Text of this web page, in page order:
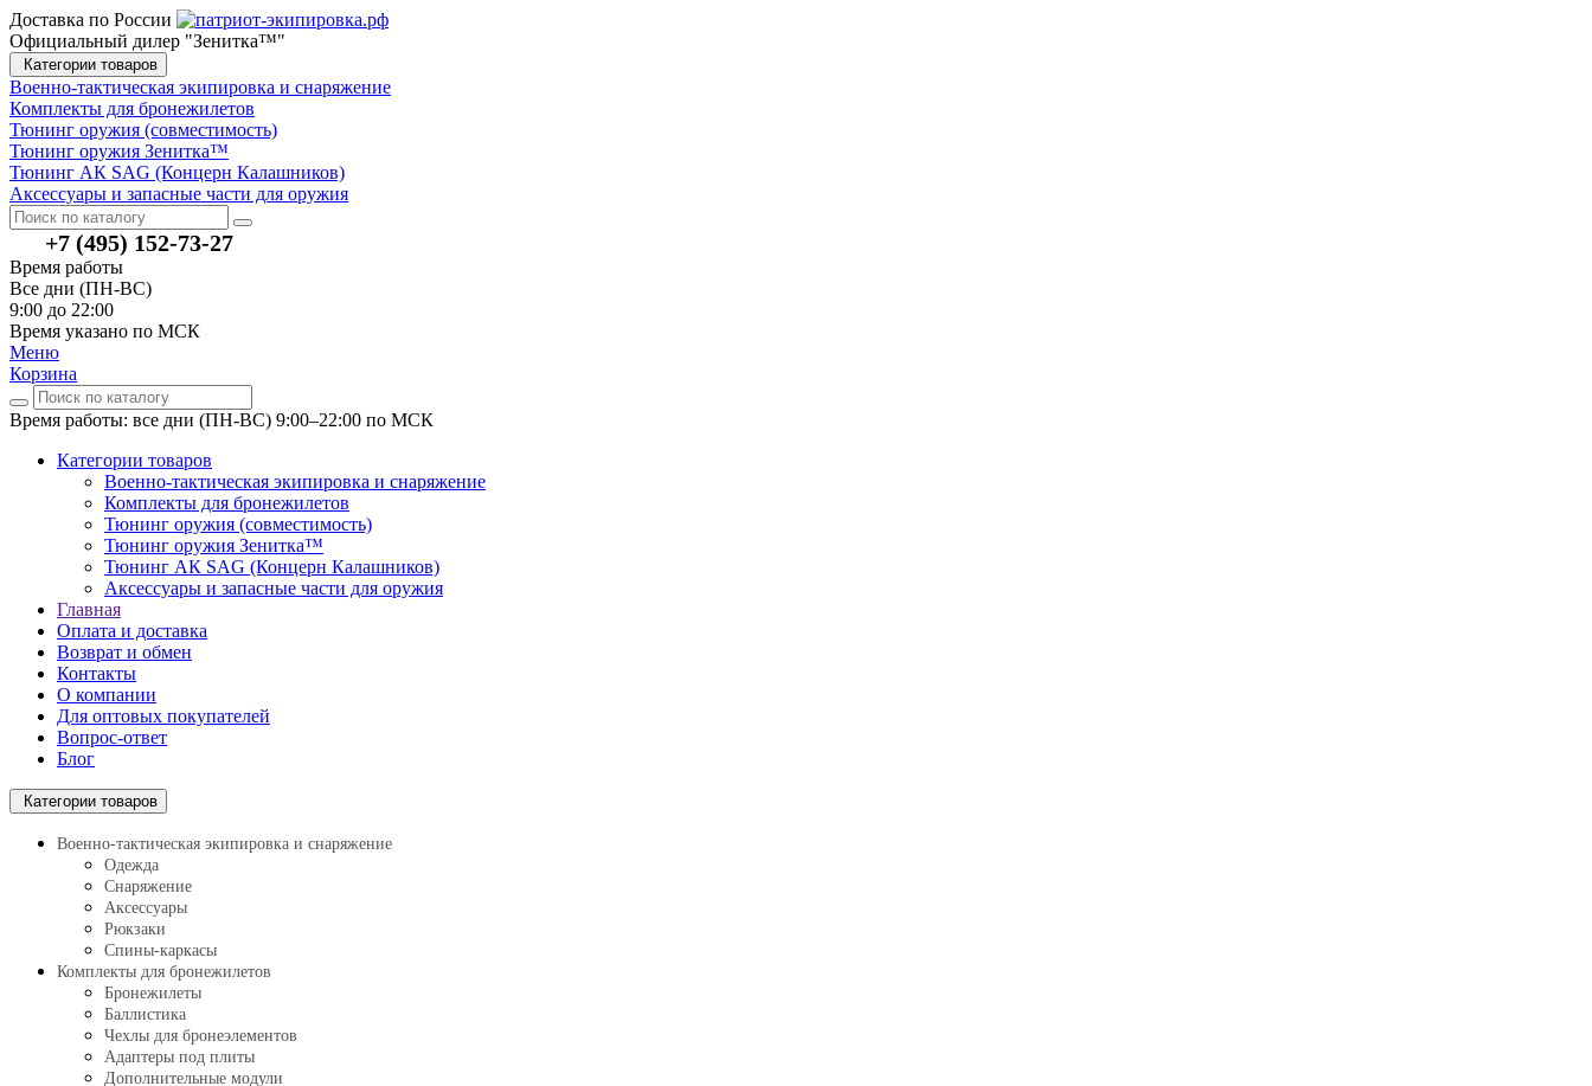
Доставка по России
Официальный дилер "Зенитка™"
Категории товаров
Военно-тактическая экипировка и снаряжение
Комплекты для бронежилетов
Тюнинг оружия (совместимость)
Тюнинг оружия Зенитка™
Тюнинг АК SAG (Концерн Калашников)
Аксессуары и запасные части для оружия
+7 (495) 152-73-27
Время работы
Все дни (ПН-ВС)
9:00 до 22:00
Время указано по МСК
Меню
Корзина
Время работы: все дни (ПН-ВС) 9:00–22:00 по МСК
Категории товаров
Военно-тактическая экипировка и снаряжение
Комплекты для бронежилетов
Тюнинг оружия (совместимость)
Тюнинг оружия Зенитка™
Тюнинг АК SAG (Концерн Калашников)
Аксессуары и запасные части для оружия
Главная
Оплата и доставка
Возврат и обмен
Контакты
О компании
Для оптовых покупателей
Вопрос-ответ
Блог
Категории товаров
Военно-тактическая экипировка и снаряжение
Одежда
Снаряжение
Аксессуары
Рюкзаки
Спины-каркасы
Комплекты для бронежилетов
Бронежилеты
Баллистика
Чехлы для бронеэлементов
Адаптеры под плиты
Дополнительные модули